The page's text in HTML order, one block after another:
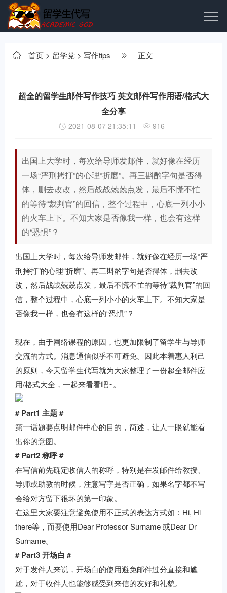
首页 > 留学党 > 写作tips 正文
超全的留学生邮件写作技巧 英文邮件写作用语/格式大
全分享
2021-08-07 21:35:11 916
出国上大学时，每次给导师发邮件，就好像在经历
一场“严刑拷打”的心理“折磨”。再三斟酌字句是否得
体，删去改改，然后战战兢兢点发，最后不慌不忙
的等待“裁判官”的回信，整个过程中，心底一列小小
的火车上下。不知大家是否像我一样，也会有这样
的“恐惧”？
出国上大学时，每次给导师发邮件，就好像在经历一场“严
刑拷打”的心理“折磨”。再三斟酌字句是否得体，删去改
改，然后战战兢兢点发，最后不慌不忙的等待“裁判官”的回
信，整个过程中，心底一列小小的火车上下。不知大家是
否像我一样，也会有这样的“恐惧”？
现在，由于网络课程的原因，也更加限制了留学生与导师
交流的方式。消息通信似乎不可避免。因此本着惠人利己
的原则，今天留学生代写就为大家整理了一份超全邮件应
用/格式大全，一起来看看吧~。
# Part1 主题 #
第一话题要点明邮件中心的目的，简述，让人一眼就能看
出你的意图。
# Part2 称呼 #
在写信前先确定收信人的称呼，特别是在发邮件给教授、
导师或助教的时候，注意写字是否正确，如果名字都不写
会给对方留下很坏的第一印象。
在这里大家要注意避免使用不正式的表达方式如：Hi, Hi
there等，而要使用Dear Professor Surname 或Dear Dr
Surname。
# Part3 开场白 #
对于发件人来说，开场白的使用避免邮件过分直接和尴
尬，对于收件人也能够感受到来信的友好和礼貌。